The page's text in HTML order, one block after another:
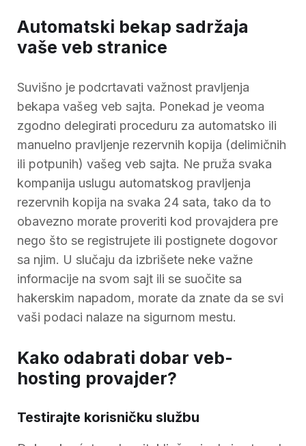
Automatski bekap sadržaja
vaše veb stranice
Suvišno je podcrtavati važnost pravljenja
bekapa vašeg veb sajta. Ponekad je veoma
zgodno delegirati proceduru za automatsko ili
manuelno pravljenje rezervnih kopija (delimičnih
ili potpunih) vašeg veb sajta. Ne pruža svaka
kompanija uslugu automatskog pravljenja
rezervnih kopija na svaka 24 sata, tako da to
obavezno morate proveriti kod provajdera pre
nego što se registrujete ili postignete dogovor
sa njim. U slučaju da izbrišete neke važne
informacije na svom sajt ili se suočite sa
hakerskim napadom, morate da znate da se svi
vaši podaci nalaze na sigurnom mestu.
Kako odabrati dobar veb-
hosting provajder?
Testirajte korisničku službu